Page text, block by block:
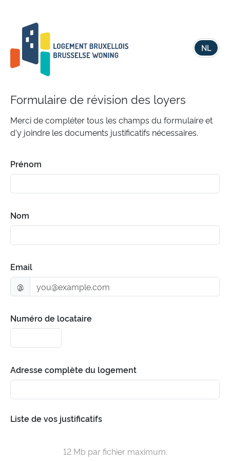
NL
Formulaire de révision des loyers
Merci de compléter tous les champs du formulaire et
d'y joindre les documents justificatifs nécessaires.
Prénom
Nom
Email
@
Numéro de locataire
Adresse complète du logement
Liste de vos justificatifs
12 Mb par fichier maximum.